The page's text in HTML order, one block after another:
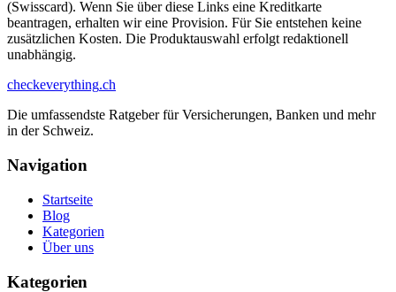
(Swisscard). Wenn Sie über diese Links eine Kreditkarte
beantragen, erhalten wir eine Provision. Für Sie entstehen keine
zusätzlichen Kosten. Die Produktauswahl erfolgt redaktionell
unabhängig.
checkeverything.ch
Die umfassendste Ratgeber für Versicherungen, Banken und mehr
in der Schweiz.
Navigation
Startseite
Blog
Kategorien
Über uns
Kategorien